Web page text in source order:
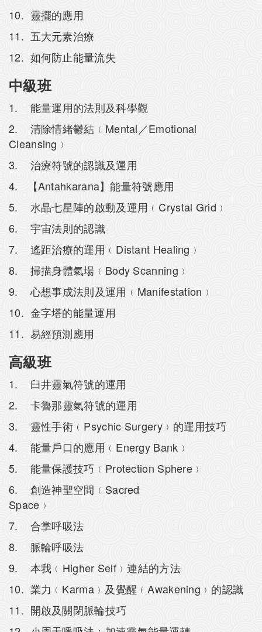
10. 靈擺的應用
11. 五大元素治療
12. 如何防止能量流失
中級班
1. 能量運用的法則及科學觀
2. 清除情緒鬱結﹙Mental／Emotional
Cleansing﹚
3. 治療符號的認識及運用
4. 【Antahkarana】能量符號應用
5. 水晶七星陣的啟動及運用﹙Crystal Grid﹚
6. 宇宙法則的認識
7. 遙距治療的運用﹙Distant Healing﹚
8. 掃描身體氣場﹙Body Scanning﹚
9. 心想事成法則及運用﹙Manifestation﹚
10. 金字塔的能量運用
11. 易經預測應用
高級班
1. 臼井靈氣符號的運用
2. 卡魯那靈氣符號的運用
3. 靈性手術﹙Psychic Surgery﹚的運用技巧
4. 能量戶口的應用﹙Energy Bank﹚
5. 能量保護技巧﹙Protection Sphere﹚
6. 創造神聖空間﹙Sacred
Space﹚
7. 合掌呼吸法
8. 脈輪呼吸法
9. 本我﹙Higher Self﹚連結的方法
10. 業力﹙Karma﹚及覺醒﹙Awakening﹚的認識
11. 開啟及關閉脈輪技巧